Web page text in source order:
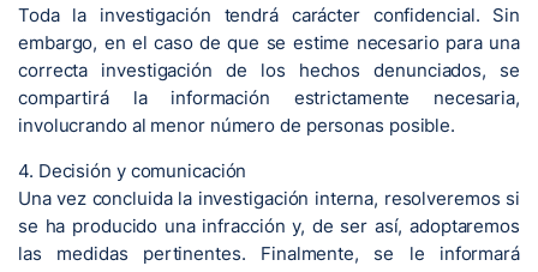
Toda la investigación tendrá carácter confidencial. Sin
embargo, en el caso de que se estime necesario para una
correcta investigación de los hechos denunciados, se
compartirá la información estrictamente necesaria,
involucrando al menor número de personas posible.
4. Decisión y comunicación
Una vez concluida la investigación interna, resolveremos si
se ha producido una infracción y, de ser así, adoptaremos
las medidas pertinentes. Finalmente, se le informará